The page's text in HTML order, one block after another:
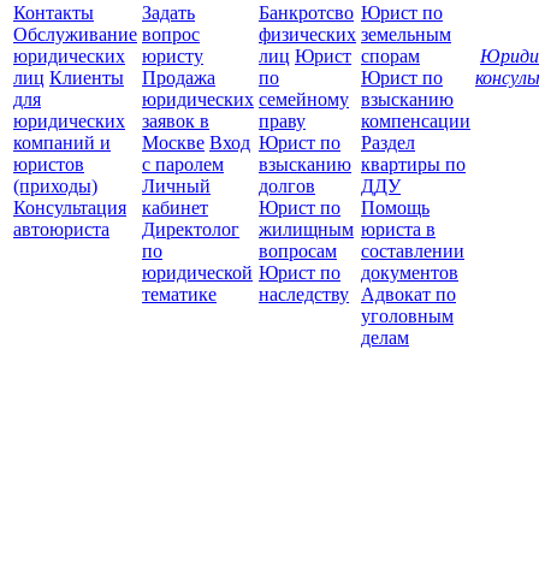
Контакты
Обслуживание
юридических
лиц Клиенты
для
юридических
компаний и
юристов
(приходы)
Консультация
автоюриста
Задать
вопрос
юристу
Продажа
юридических
заявок в
Москве Вход
с паролем
Личный
кабинет
Директолог
по
юридической
тематике
Банкротсво
физических
лиц Юрист
по
семейному
праву
Юрист по
взысканию
долгов
Юрист по
жилищным
вопросам
Юрист по
наследству
Юрист по
земельным
спорам
Юрист по
взысканию
компенсации
Раздел
квартиры по
ДДУ
Помощь
юриста в
составлении
документов
Адвокат по
уголовным
делам